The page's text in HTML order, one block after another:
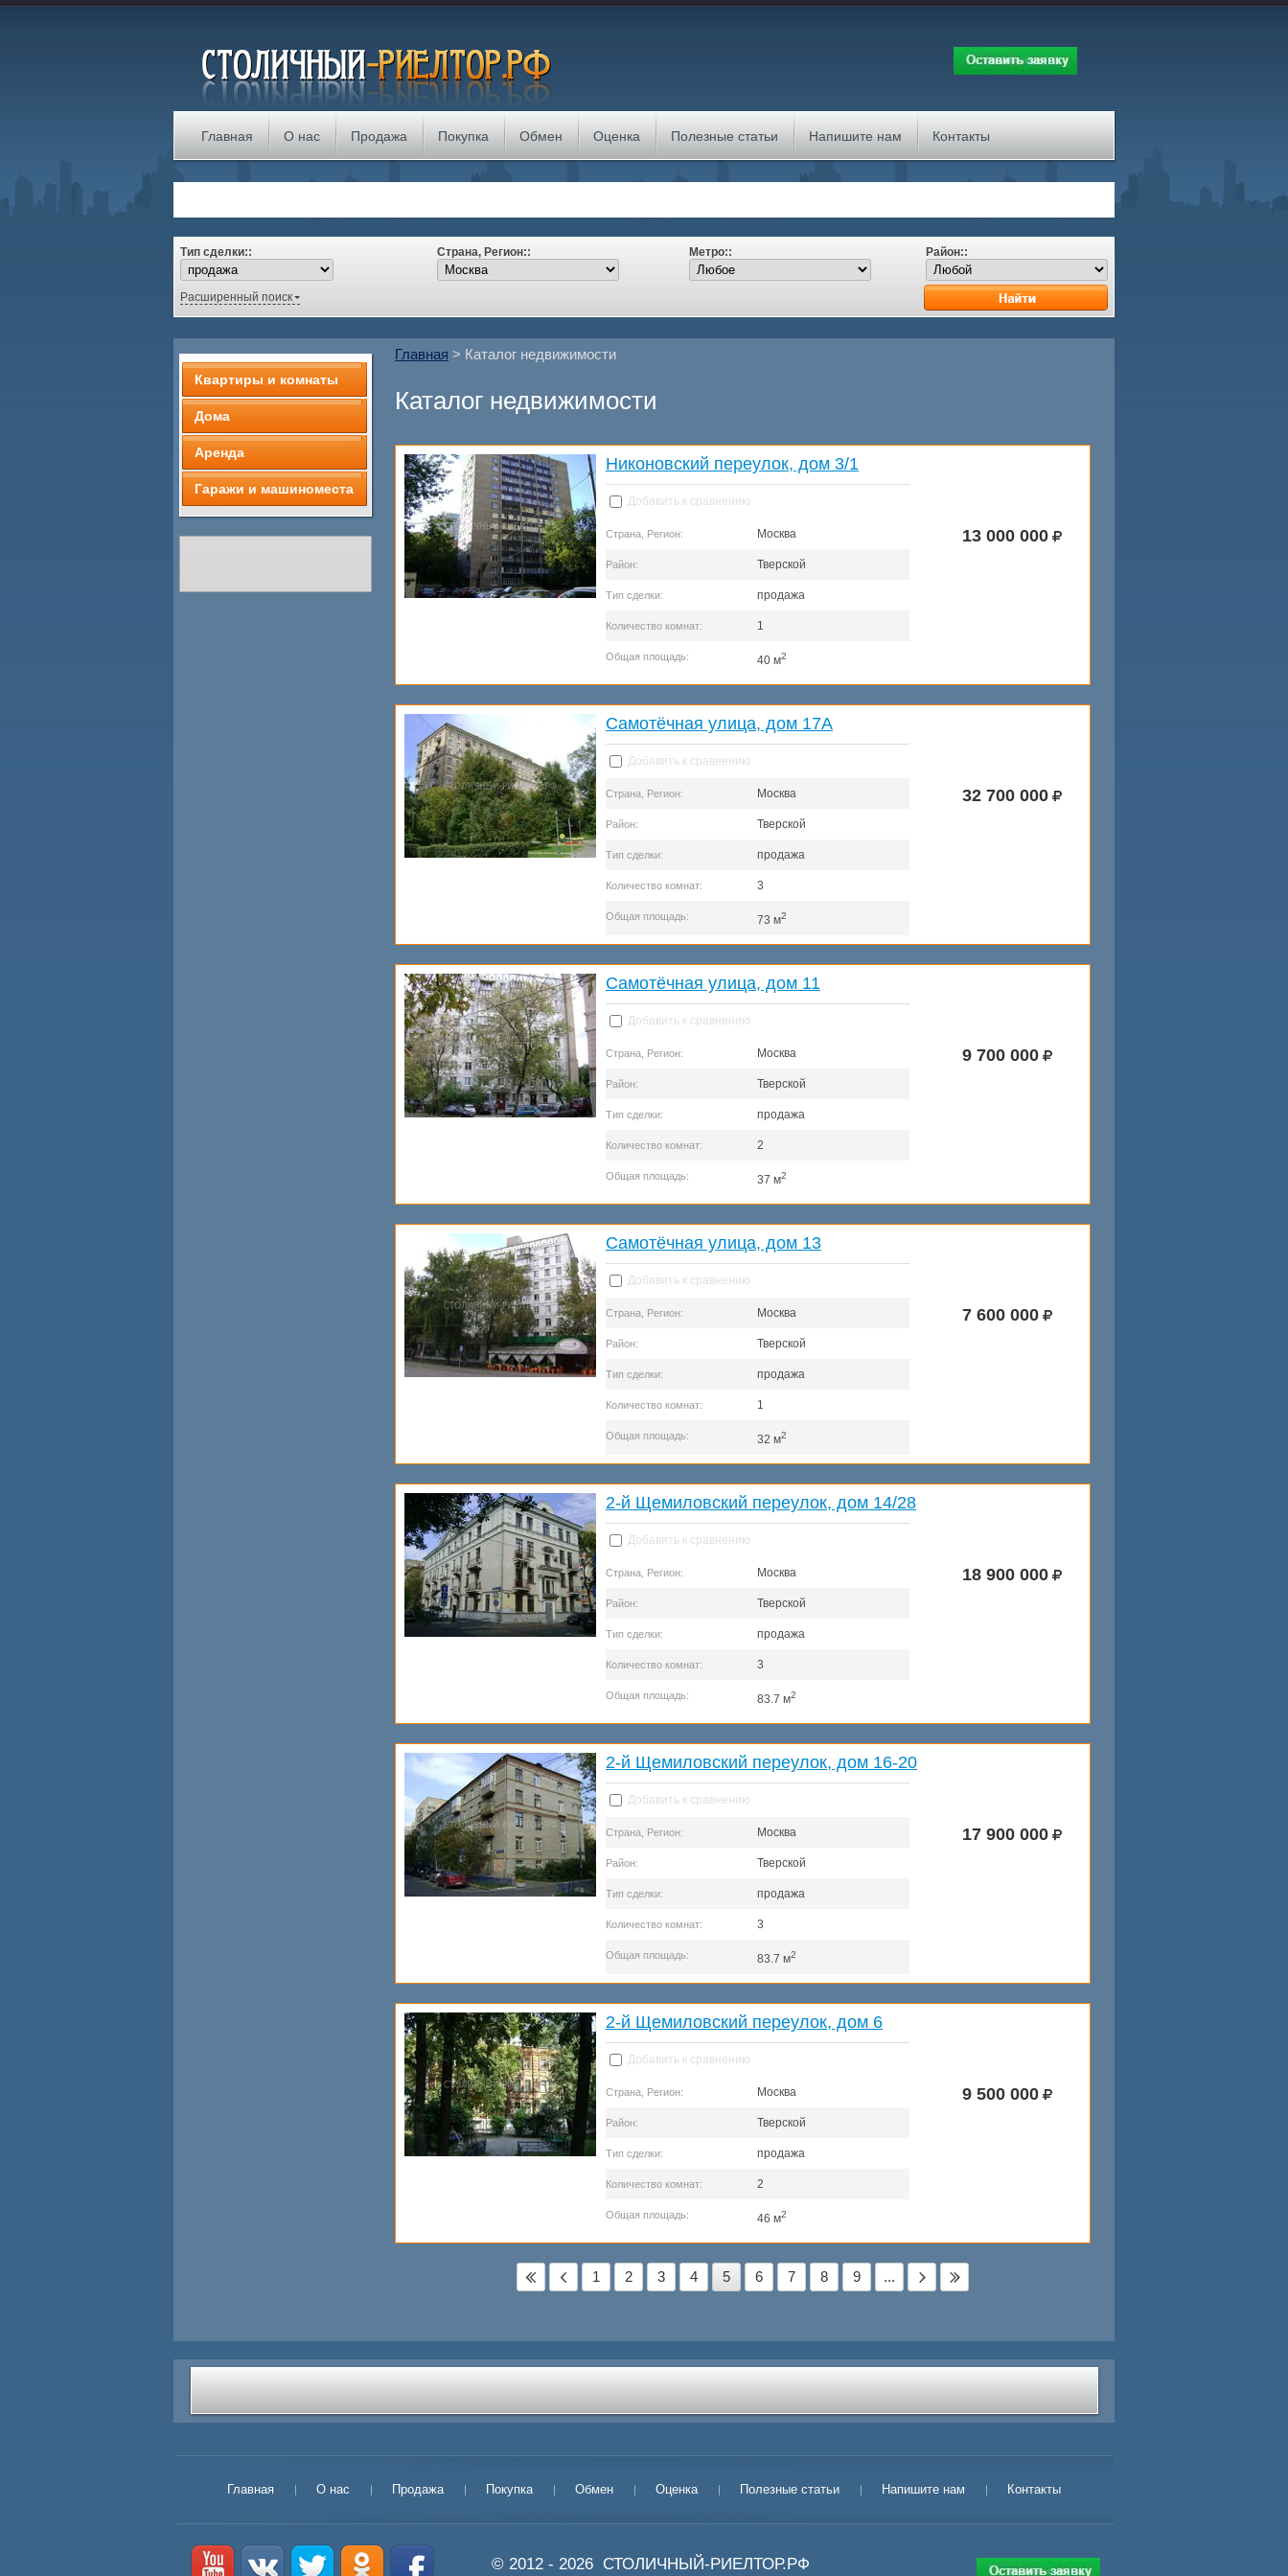
Главная О нас Продажа Покупка Обмен Оценка Полезные статьи Напишите нам Контакты
Тип сделки:: Страна, Регион:: Метро:: Район::
Расширенный поиск
Квартиры и комнаты
Дома
Аренда
Гаражи и машиноместа
Главная > Каталог недвижимости
Каталог недвижимости
Никоновский переулок, дом 3/1
13 000 000
Добавить к сравнению
Страна, Регион: Москва
Район: Тверской
Тип сделки: продажа
Количество комнат: 1
Общая площадь: 40 м2
Самотёчная улица, дом 17А
32 700 000
Добавить к сравнению
Страна, Регион: Москва
Район: Тверской
Тип сделки: продажа
Количество комнат: 3
Общая площадь: 73 м2
Самотёчная улица, дом 11
9 700 000
Добавить к сравнению
Страна, Регион: Москва
Район: Тверской
Тип сделки: продажа
Количество комнат: 2
Общая площадь: 37 м2
Самотёчная улица, дом 13
7 600 000
Добавить к сравнению
Страна, Регион: Москва
Район: Тверской
Тип сделки: продажа
Количество комнат: 1
Общая площадь: 32 м2
2-й Щемиловский переулок, дом 14/28
18 900 000
Добавить к сравнению
Страна, Регион: Москва
Район: Тверской
Тип сделки: продажа
Количество комнат: 3
Общая площадь: 83.7 м2
2-й Щемиловский переулок, дом 16-20
17 900 000
Добавить к сравнению
Страна, Регион: Москва
Район: Тверской
Тип сделки: продажа
Количество комнат: 3
Общая площадь: 83.7 м2
2-й Щемиловский переулок, дом 6
9 500 000
Добавить к сравнению
Страна, Регион: Москва
Район: Тверской
Тип сделки: продажа
Количество комнат: 2
Общая площадь: 46 м2
1 2 3 4 5 6 7 8 9 ...
Главная О нас Продажа Покупка Обмен Оценка Полезные статьи Напишите нам Контакты
СТОЛИЧНЫЙ-РИЕЛТОР.РФ
© 2012 - 2026